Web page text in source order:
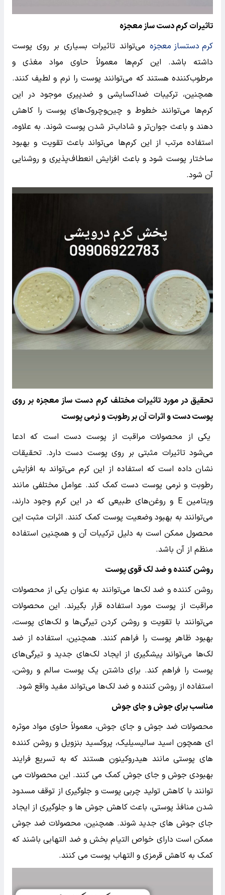
تاثیرات کرم دست ساز معجزه
کرم دستساز معجزه‌ می‌تواند تاثیرات بسیاری بر روی پوست
داشته باشد. این کرم‌ها معمولاً حاوی مواد مغذی و
مرطوب‌کننده هستند که می‌توانند پوست را نرم و لطیف کنند.
همچنین، ترکیبات ضد‌اکسایشی و ضد‌پیری موجود در این
کرم‌ها می‌توانند خطوط و چین‌وچروک‌های پوست را کاهش
دهند و باعث جوان‌تر و شاداب‌تر شدن پوست شوند. به علاوه،
استفاده مرتب از این کرم‌ها می‌تواند باعث تقویت و بهبود
ساختار پوست شود و باعث افزایش انعطاف‌پذیری و روشنایی
آن شود.
تحقیق در مورد تاثیرات مختلف کرم دست ساز معجزه بر روی
پوست دست و اثرات آن بر رطوبت و نرمی پوست
یکی از محصولات مراقبت از پوست دست است که ادعا
می‌شود تاثیرات مثبتی بر روی پوست دست دارد. تحقیقات
نشان داده است که استفاده از این کرم می‌تواند به افزایش
رطوبت و نرمی پوست دست کمک کند. عوامل مختلفی مانند
ویتامین E و روغن‌های طبیعی که در این کرم وجود دارند،
می‌توانند به بهبود وضعیت پوست کمک کنند. اثرات مثبت این
محصول ممکن است به دلیل ترکیبات آن و همچنین استفاده
منظم از آن باشد.
روشن کننده و ضد لک قوی پوست
روشن کننده و ضد لک‌ها می‌توانند به عنوان یکی از محصولات
مراقبت از پوست مورد استفاده قرار بگیرند. این محصولات
می‌توانند با تقویت و روشن کردن تیرگی‌ها و لک‌های پوست،
بهبود ظاهر پوست را فراهم کنند. همچنین، استفاده از ضد
لک‌ها می‌تواند پیشگیری از ایجاد لک‌های جدید و تیرگی‌های
پوست را فراهم کند. برای داشتن یک پوست سالم و روشن،
استفاده از روشن کننده و ضد لک‌ها می‌تواند مفید واقع شود.
مناسب برای جوش و جای جوش
محصولات ضد جوش و جای جوش، معمولاً حاوی مواد موثره
ای همچون اسید سالیسیلیک، پروکسید بنزویل و روشن کننده
های پوستی مانند هیدروکینون هستند که به تسریع فرایند
بهبودی جوش و جای جوش کمک می کنند. این محصولات می
توانند با کاهش تولید چربی پوست و جلوگیری از توقف مسدود
شدن منافذ پوستی، باعث کاهش جوش ها و جلوگیری از ایجاد
جای جوش های جدید شوند. همچنین، محصولات ضد جوش
ممکن است دارای خواص التیام بخش و ضد التهابی باشند که
کمک به کاهش قرمزی و التهاب پوست می کنند.